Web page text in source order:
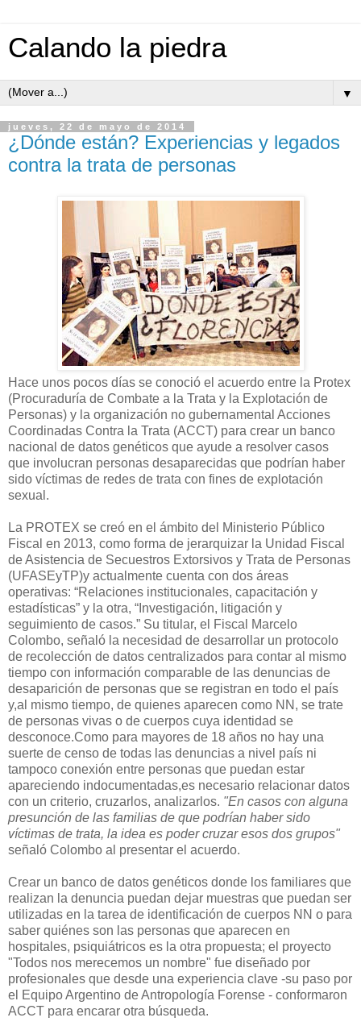
Calando la piedra
▼
jueves, 22 de mayo de 2014
¿Dónde están? Experiencias y legados
contra la trata de personas
Hace unos pocos días se conoció el acuerdo entre la Protex
(Procuraduría de Combate a la Trata y la Explotación de
Personas) y la organización no gubernamental Acciones
Coordinadas Contra la Trata (ACCT) para crear un banco
nacional de datos genéticos que ayude a resolver casos
que involucran personas desaparecidas que podrían haber
sido víctimas de redes de trata con fines de explotación
sexual.
La PROTEX se creó en el ámbito del Ministerio Público
Fiscal en 2013, como forma de jerarquizar la Unidad Fiscal
de Asistencia de Secuestros Extorsivos y Trata de Personas
(UFASEyTP)y actualmente cuenta con dos áreas
operativas: “Relaciones institucionales, capacitación y
estadísticas” y la otra, “Investigación, litigación y
seguimiento de casos.” Su titular, el Fiscal Marcelo
Colombo, señaló la necesidad de desarrollar un protocolo
de recolección de datos centralizados para contar al mismo
tiempo con información comparable de las denuncias de
desaparición de personas que se registran en todo el país
y,al mismo tiempo, de quienes aparecen como NN, se trate
de personas vivas o de cuerpos cuya identidad se
desconoce.Como para mayores de 18 años no hay una
suerte de censo de todas las denuncias a nivel país ni
tampoco conexión entre personas que puedan estar
apareciendo indocumentadas,es necesario relacionar datos
con un criterio, cruzarlos, analizarlos. "En casos con alguna
presunción de las familias de que podrían haber sido
víctimas de trata, la idea es poder cruzar esos dos grupos"
señaló Colombo al presentar el acuerdo.
Crear un banco de datos genéticos donde los familiares que
realizan la denuncia puedan dejar muestras que puedan ser
utilizadas en la tarea de identificación de cuerpos NN o para
saber quiénes son las personas que aparecen en
hospitales, psiquiátricos es la otra propuesta; el proyecto
"Todos nos merecemos un nombre" fue diseñado por
profesionales que desde una experiencia clave -su paso por
el Equipo Argentino de Antropología Forense - conformaron
ACCT para encarar otra búsqueda.